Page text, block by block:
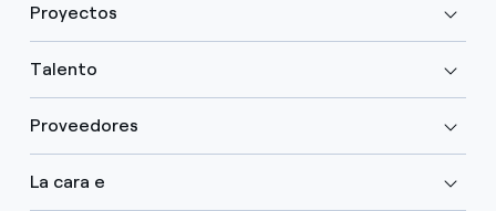
Proyectos
Talento
Proveedores
La cara e